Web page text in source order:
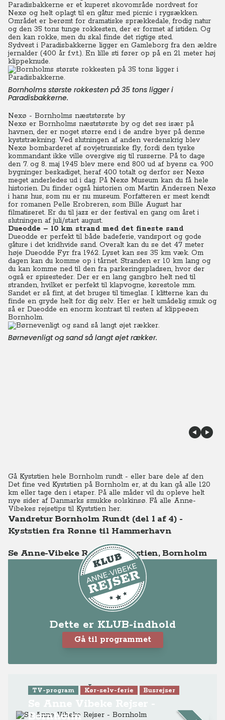
Paradisbakkerne er et kuperet skovområde nordvest for
Nexø og helt oplagt til en gåtur med picnic i rygsækken.
Området er berømt for dramatiske sprækkedale, frodig natur
og den 35 tons tunge rokkesten, der er formet af istiden. Og
den kan rokke, men du skal finde det rigtige sted.
Sydvest i Paradisbakkerne ligger en Gamleborg fra den ældre
jernalder (400 år f.v.t.). En lille sti fører op på en 21 meter høj
klippeknude.
Bornholms største rokkesten på 35 tons ligger i
Paradisbakkerne.
Nexø - Bornholms næststørste by
Nexø er Bornholms næststørste by og det ses især på
havnen, der er noget større end i de andre byer på denne
kyststrækning. Ved slutningen af anden verdenskrig blev
Nexø bombarderet af sovjetrussiske fly, fordi den tyske
kommandant ikke ville overgive sig til russerne. På to dage
den 7. og 8. maj 1945 blev mere end 800 ud af byens ca. 900
bygninger beskadiget, heraf 400 totalt og derfor ser Nexø
meget anderledes ud i dag. På Nexø Museum kan du få hele
historien. Du finder også historien om Martin Andersen Nexø
i hans hus, som nu er nu museum. Forfatteren er mest kendt
for romanen Pelle Erobreren, som Bille August har
filmatiseret. Er du til jazz er der festival en gang om året i
slutningen af juli/start august.
Dueodde – 10 km strand med det fineste sand
Dueodde er perfekt til både badeferie, vandsport og gode
gåture i det kridhvide sand. Overalt kan du se det 47 meter
høje Dueodde Fyr fra 1962. Lyset kan ses 35 km væk. Om
dagen kan du komme op i tårnet. Stranden er 10 km lang og
du kan komme ned til den fra parkeringspladsen, hvor der
også er spisesteder. Der er en lang gangbro helt ned til
stranden, hvilket er perfekt til klapvogne, kørestole mm.
Sandet er så fint, at det bruges til timeglas. I klitterne kan du
finde en gryde helt for dig selv. Her er helt umådelig smuk og
så er Dueodde en enorm kontrast til resten af klippeøen
Bornholm.
Børnevenligt og sand så langt øjet rækker.
Gå Kyststien hele Bornholm rundt - eller bare dele af den
Det fine ved Kyststien på Bornholm er, at du kan gå alle 120
km eller tage den i etaper. På alle måder vil du opleve helt
nye sider af Danmarks smukke solskinsø. Få alle Anne-
Vibekes rejsetips til Kyststien her.
Vandretur Bornholm Rundt (del 1 af 4) -
Kyststien fra Rønne til Hammerhavn
Se Anne-Vibeke Rejser - Kyststien, Bornholm
Dette er KLUB-indhold
Gå til programmet
Læs mere
TV-program Kør-selv-ferie Busrejser
Bornholm